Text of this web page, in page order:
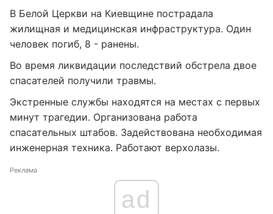
В Белой Церкви на Киевщине пострадала
жилищная и медицинская инфраструктура. Один
человек погиб, 8 - ранены.
Во время ликвидации последствий обстрела двое
спасателей получили травмы.
Экстренные службы находятся на местах с первых
минут трагедии. Организована работа
спасательных штабов. Задействована необходимая
инженерная техника. Работают верхолазы.
Реклама
ad